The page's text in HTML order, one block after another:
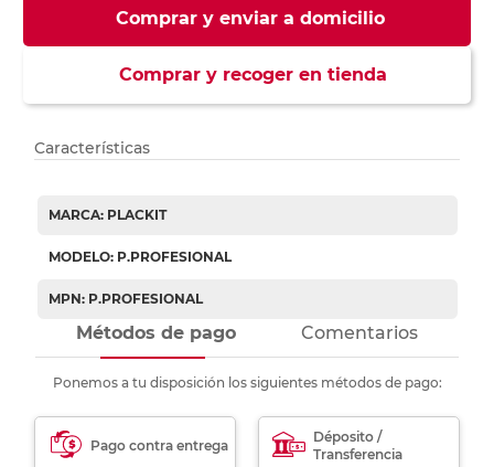
Comprar y enviar a domicilio
Comprar y recoger en tienda
Características
MARCA: PLACKIT
MODELO: P.PROFESIONAL
MPN: P.PROFESIONAL
Métodos de pago Comentarios
Ponemos a tu disposición los siguientes métodos de pago:
Pago contra entrega
Déposito /
Transferencia